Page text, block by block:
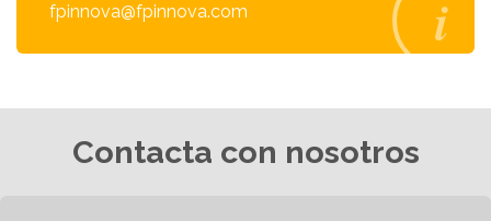
fpinnova@fpinnova.com
Contacta con nosotros